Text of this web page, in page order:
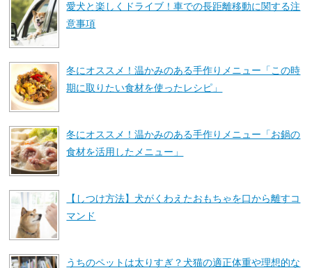
愛犬と楽しくドライブ！車での長距離移動に関する注
意事項
冬にオススメ！温かみのある手作りメニュー「この時
期に取りたい食材を使ったレシピ」
冬にオススメ！温かみのある手作りメニュー「お鍋の
食材を活用したメニュー」
【しつけ方法】犬がくわえたおもちゃを口から離すコ
マンド
うちのペットは太りすぎ？犬猫の適正体重や理想的な